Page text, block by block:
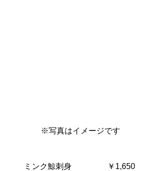
※写真はイメージです
ミンク鯨刺身                  ￥1,650